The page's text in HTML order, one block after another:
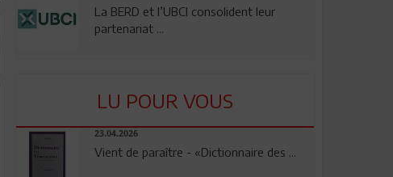
La BERD et l’UBCI consolident leur
partenariat ...
LU POUR VOUS
23.04.2026
Vient de paraître - «Dictionnaire des ...